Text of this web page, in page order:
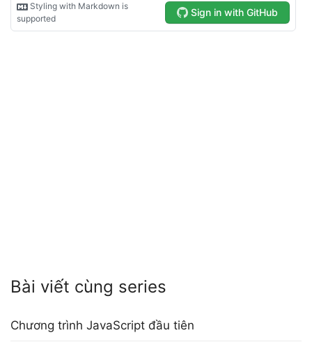
Bài viết cùng series
Chương trình JavaScript đầu tiên